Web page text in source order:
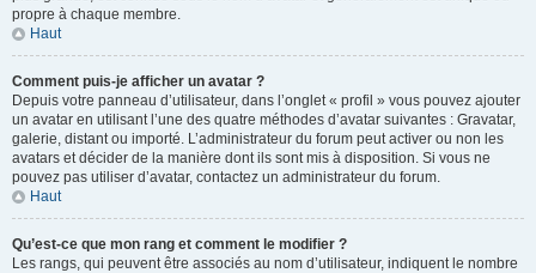
propre à chaque membre.
Haut
Comment puis-je afficher un avatar ?
Depuis votre panneau d’utilisateur, dans l’onglet « profil » vous pouvez ajouter
un avatar en utilisant l’une des quatre méthodes d’avatar suivantes : Gravatar,
galerie, distant ou importé. L’administrateur du forum peut activer ou non les
avatars et décider de la manière dont ils sont mis à disposition. Si vous ne
pouvez pas utiliser d’avatar, contactez un administrateur du forum.
Haut
Qu’est-ce que mon rang et comment le modifier ?
Les rangs, qui peuvent être associés au nom d’utilisateur, indiquent le nombre